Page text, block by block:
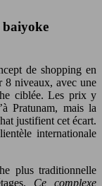
baiyoke
de shopping en
8 niveaux, avec une
ciblée. Les prix y
Pratunam, mais la
justifient cet écart.
internationale
plus traditionnelle
Ce complexe